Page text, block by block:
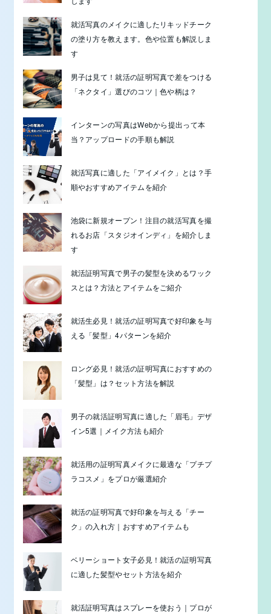
就活写真のメイクに適したリキッドチーク
の塗り方を教えます。色や位置も解説しま
す
男子は見て！就活の証明写真で差をつける
「ネクタイ」選びのコツ｜色や柄は？
インターンの写真はWebから提出って本
当？アップロードの手順も解説
就活写真に適した「アイメイク」とは？手
順やおすすめアイテムを紹介
池袋に新規オープン！注目の就活写真を撮
れるお店「スタジオインディ」を紹介しま
す
就活証明写真で男子の髪型を決めるワック
スとは？方法とアイテムをご紹介
就活生必見！就活の証明写真で好印象を与
える「髪型」4パターンを紹介
ロング必見！就活の証明写真におすすめの
「髪型」は？セット方法を解説
男子の就活証明写真に適した「眉毛」デザ
イン5選｜メイク方法も紹介
就活用の証明写真メイクに最適な「プチプ
ラコスメ」をプロが厳選紹介
就活の証明写真で好印象を与える「チー
ク」の入れ方｜おすすめアイテムも
ベリーショート女子必見！就活の証明写真
に適した髪型やセット方法を紹介
就活証明写真はスプレーを使おう｜プロが